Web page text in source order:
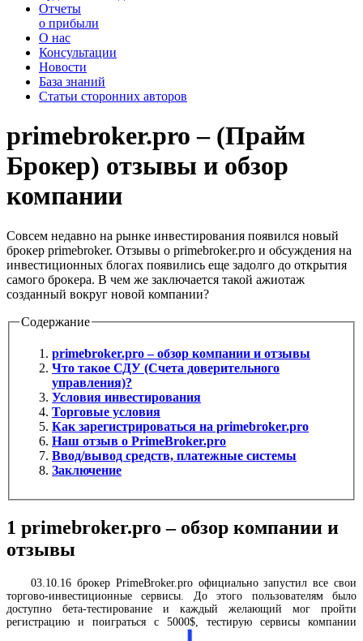
Отчеты
о прибыли
О нас
Консультации
Новости
База знаний
Статьи сторонних авторов
primebroker.pro – (Прайм
Брокер) отзывы и обзор
компании
Совсем недавно на рынке инвестирования появился новый
брокер primebroker. Отзывы о primebroker.pro и обсуждения на
инвестиционных блогах появились еще задолго до открытия
самого брокера. В чем же заключается такой ажиотаж
созданный вокруг новой компании?
Содержание
primebroker.pro – обзор компании и отзывы
Что такое СДУ (Счета доверительного
управления)?
Условия инвестирования
Торговые условия
Как зарегистрироваться на primebroker.pro
Наш отзыв о PrimeBroker.pro
Ввод/вывод средств, платежные системы
Заключение
1 primebroker.pro – обзор компании и
отзывы
03.10.16 брокер PrimeBroker.proофициально запустил все свои
торгово-инвестиционные сервисы. До этого пользователям было
доступно бета-тестирование и каждый желающий мог пройти
регистрацию и поиграться с 5000$, тестирую сервисы компании